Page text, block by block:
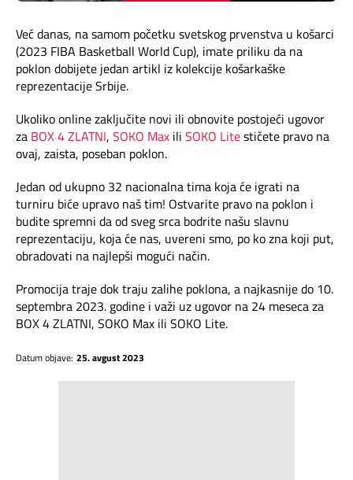
eRačun
Prilagođeno tebi
Putuj pametnije
Već danas, na samom početku svetskog prvenstva u košarci
(2023 FIBA Basketball World Cup), imate priliku da na
poklon dobijete jedan artikl iz kolekcije košarkaške
reprezentacije Srbije.
Ukoliko online zaključite novi ili obnovite postojeći ugovor
za BOX 4 ZLATNI, SOKO Max ili SOKO Litestičete pravo na
ovaj, zaista, poseban poklon.
Jedan od ukupno 32 nacionalna tima koja će igrati na
turniru biće upravo naš tim! Ostvarite pravo na poklon i
budite spremni da od sveg srca bodrite našu slavnu
reprezentaciju, koja će nas, uvereni smo, po ko zna koji put,
obradovati na najlepši mogući način.
Promocija traje dok traju zalihe poklona, a najkasnije do 10.
septembra 2023. godine i važi uz ugovor na 24 meseca za
BOX 4 ZLATNI, SOKO Max ili SOKO Lite.
Datum objave: 25. avgust 2023